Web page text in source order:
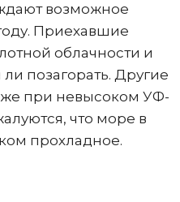
возможное
Приехавшие
облачности и
позагорать. Другие
при невысоком УФ-
что море в
прохладное.